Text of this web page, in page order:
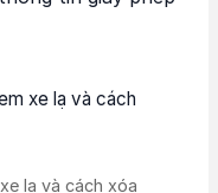
lạ và cách xóa